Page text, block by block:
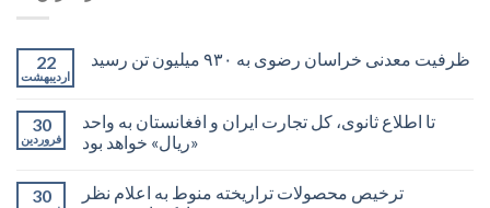
22
اردیبهشت
ظرفیت معدنی خراسان رضوی به ۹۳۰ میلیون تن رسید
30
فروردین
تا اطلاع ثانوی، کل تجارت ایران و افغانستان به واحد
«ریال» خواهد بود
30
ترخیص محصولات تراریخته منوط به اعلام نظر